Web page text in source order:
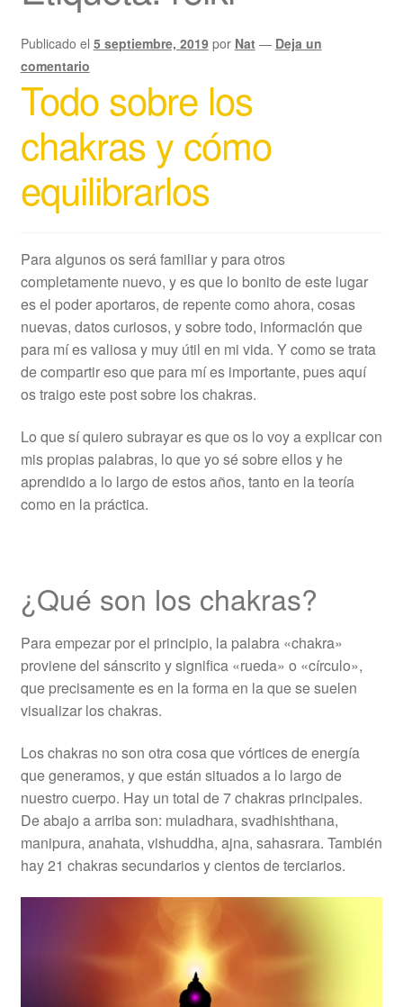
Publicado el 5 septiembre, 2019 por Nat — Deja un
comentario
Todo sobre los
chakras y cómo
equilibrarlos
Para algunos os será familiar y para otros
completamente nuevo, y es que lo bonito de este lugar
es el poder aportaros, de repente como ahora, cosas
nuevas, datos curiosos, y sobre todo, información que
para mí es valiosa y muy útil en mi vida. Y como se trata
de compartir eso que para mí es importante, pues aquí
os traigo este post sobre los chakras.
Lo que sí quiero subrayar es que os lo voy a explicar con
mis propias palabras, lo que yo sé sobre ellos y he
aprendido a lo largo de estos años, tanto en la teoría
como en la práctica.
¿Qué son los chakras?
Para empezar por el principio, la palabra «chakra»
proviene del sánscrito y significa «rueda» o «círculo»,
que precisamente es en la forma en la que se suelen
visualizar los chakras.
Los chakras no son otra cosa que vórtices de energía
que generamos, y que están situados a lo largo de
nuestro cuerpo. Hay un total de 7 chakras principales.
De abajo a arriba son: muladhara, svadhishthana,
manipura, anahata, vishuddha, ajna, sahasrara. También
hay 21 chakras secundarios y cientos de terciarios.